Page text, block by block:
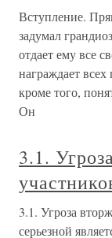
Вступление.
задумал
отдает ему все
награждает
кроме того,
Он
3.1.
3.1. Угроза
серьезной